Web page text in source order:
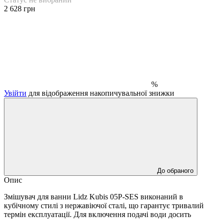
2 628 грн
%
Увійти для відображення накопичувальної знижки
До обраного
Опис
Змішувач для ванни Lidz Kubis 05P-SES виконаний в
кубічному стилі з нержавіючої сталі, що гарантує тривалий
термін експлуатації. Для включення подачі води досить